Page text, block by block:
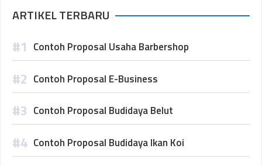
ARTIKEL TERBARU
Contoh Proposal Usaha Barbershop
Contoh Proposal E-Business
Contoh Proposal Budidaya Belut
Contoh Proposal Budidaya Ikan Koi